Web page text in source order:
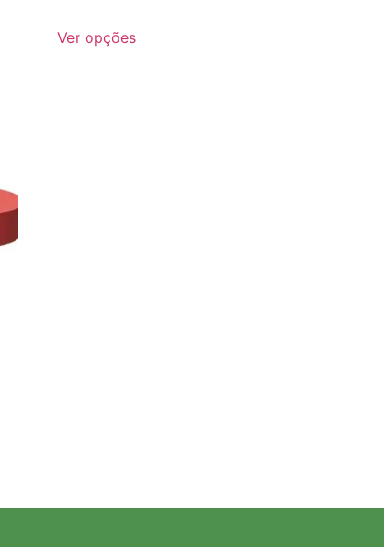
Ver opções